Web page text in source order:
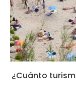
¿Cuánto